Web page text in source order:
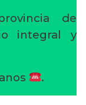
de
integral y
.